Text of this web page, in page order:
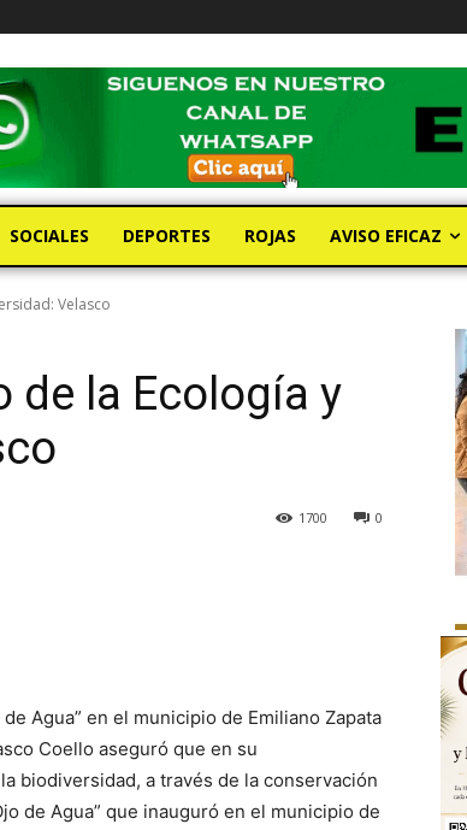
SOCIALES DEPORTES ROJAS AVISO EFICAZ
Velasco
de la Ecología y
0
1700
Agua” en el municipio de Emiliano Zapata
Coello aseguró que en su
biodiversidad, a través de la conservación
de Agua” que inauguró en el municipio de